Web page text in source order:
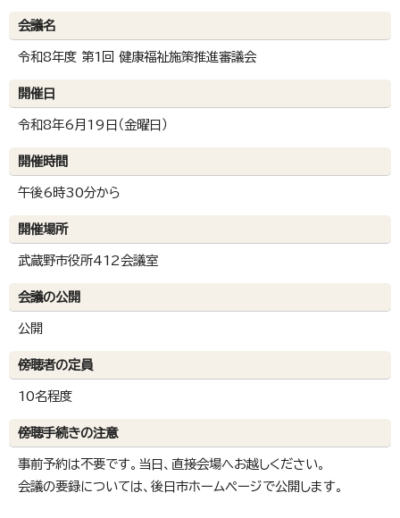
会議名
令和8年度 第1回 健康福祉施策推進審議会
開催日
令和8年6月19日（金曜日）
開催時間
午後6時30分から
開催場所
武蔵野市役所412会議室
会議の公開
公開
傍聴者の定員
10名程度
傍聴手続きの注意
事前予約は不要です。当日、直接会場へお越しください。
会議の要録については、後日市ホームページで公開します。